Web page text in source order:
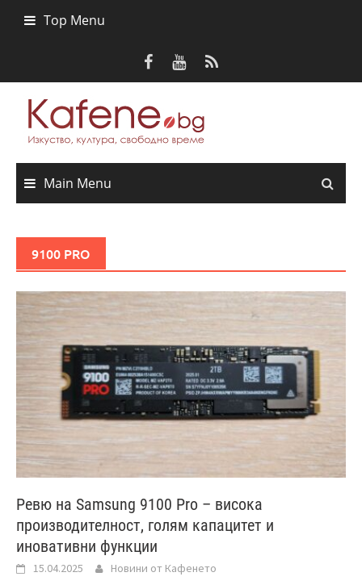
Top Menu
Main Menu
9100 PRO
Ревю на Samsung 9100 Pro – висока
производителност, голям капацитет и
иновативни функции
15.04.2025 Новини от Кафенето